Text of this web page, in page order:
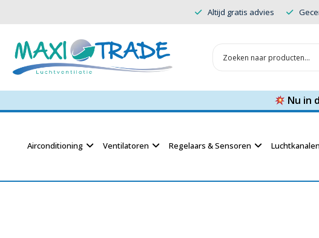
Altijd gratis advies
Nu in
Airconditioning Ventilatoren Regelaars & Sensoren Luchtkanalen